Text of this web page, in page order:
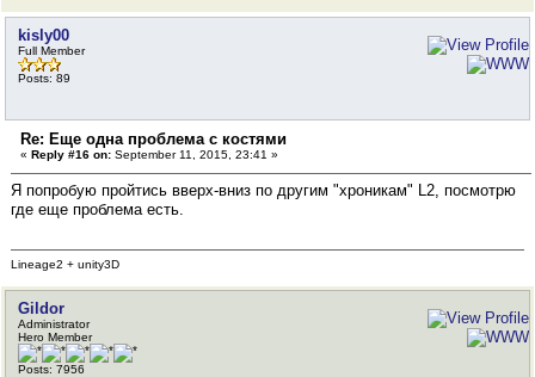
kisly00
Full Member
Posts: 89
Re: Еще одна проблема с костями
« Reply #16 on: September 11, 2015, 23:41 »
Я попробую пройтись вверх-вниз по другим "хроникам" L2, посмотрю
где еще проблема есть.
Lineage2 + unity3D
Gildor
Administrator
Hero Member
Posts: 7956